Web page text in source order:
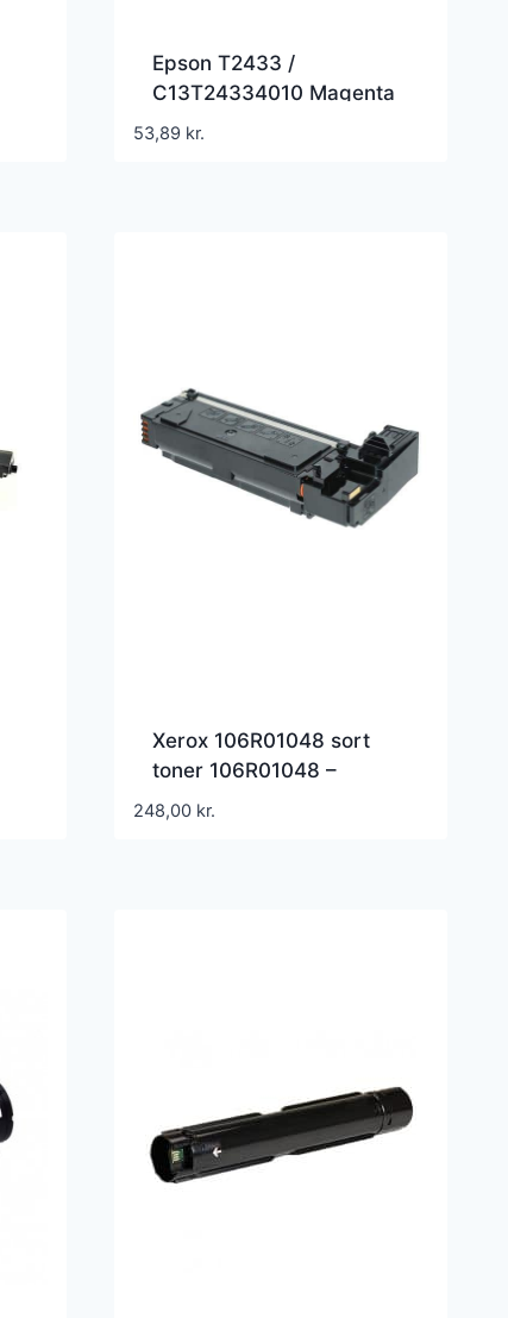
Epson T2433 /
C13T24334010 Magenta
Kompatible Blækpatron
53,89 kr.
Xerox 106R01048 sort
toner 106R01048 –
Kompatibel
248,00 kr.